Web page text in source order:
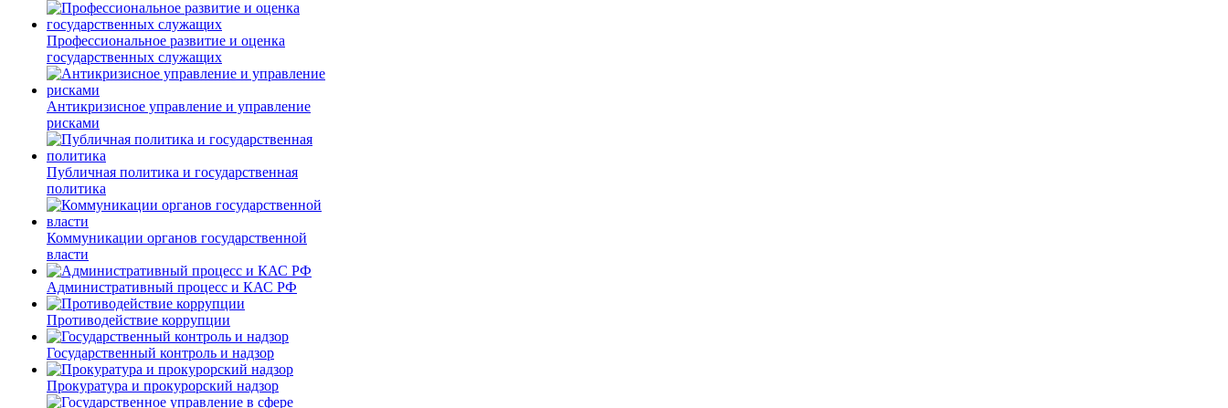
Профессиональное развитие и оценка
государственных служащих
Антикризисное управление и управление
рисками
Публичная политика и государственная
политика
Коммуникации органов государственной
власти
Административный процесс и КАС РФ
Противодействие коррупции
Государственный контроль и надзор
Прокуратура и прокурорский надзор